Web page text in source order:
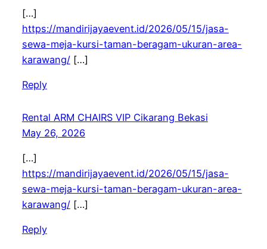
[…]
https://mandirijayaevent.id/2026/05/15/jasa-
sewa-meja-kursi-taman-beragam-ukuran-area-
karawang/[…]
Reply
Rental ARM CHAIRS VIP Cikarang Bekasi
May 26, 2026
[…]
https://mandirijayaevent.id/2026/05/15/jasa-
sewa-meja-kursi-taman-beragam-ukuran-area-
karawang/[…]
Reply